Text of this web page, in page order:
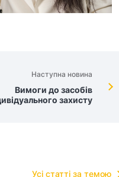
Наступна новина
Вимоги до засобів
захисту
Усі статті за темою